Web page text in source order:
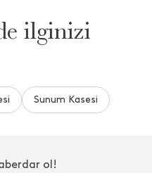
ilginizi
Sunum Kasesi
ol!